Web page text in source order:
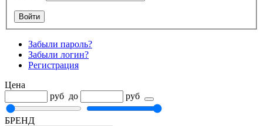
Забыли пароль?
Забыли логин?
Регистрация
Цена
руб до руб
БРЕНД